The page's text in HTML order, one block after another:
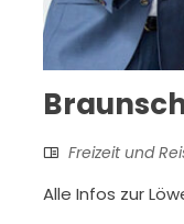
Freizeit und
Alle Infos zur